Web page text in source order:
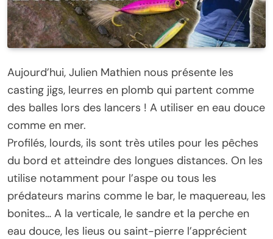
Aujourd’hui, Julien Mathien nous présente les
casting jigs, leurres en plomb qui partent comme
des balles lors des lancers ! A utiliser en eau douce
comme en mer.
Profilés, lourds, ils sont très utiles pour les pêches
du bord et atteindre des longues distances. On les
utilise notamment pour l’aspe ou tous les
prédateurs marins comme le bar, le maquereau, les
bonites… A la verticale, le sandre et la perche en
eau douce, les lieus ou saint-pierre l’apprécient